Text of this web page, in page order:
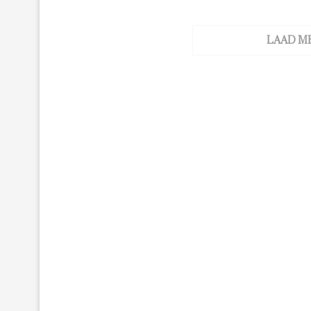
LAAD